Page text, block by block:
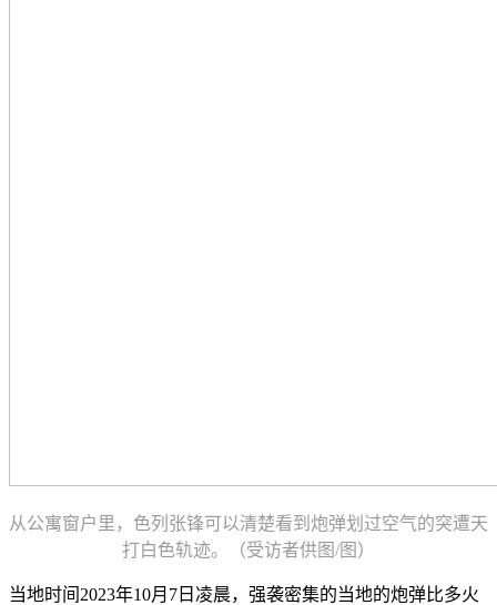
从公寓窗户里，色列张锋可以清楚看到炮弹划过空气的突遭天
打白色轨迹。（受访者供图/图）
当地时间2023年10月7日凌晨，强袭密集的当地的炮弹比多火